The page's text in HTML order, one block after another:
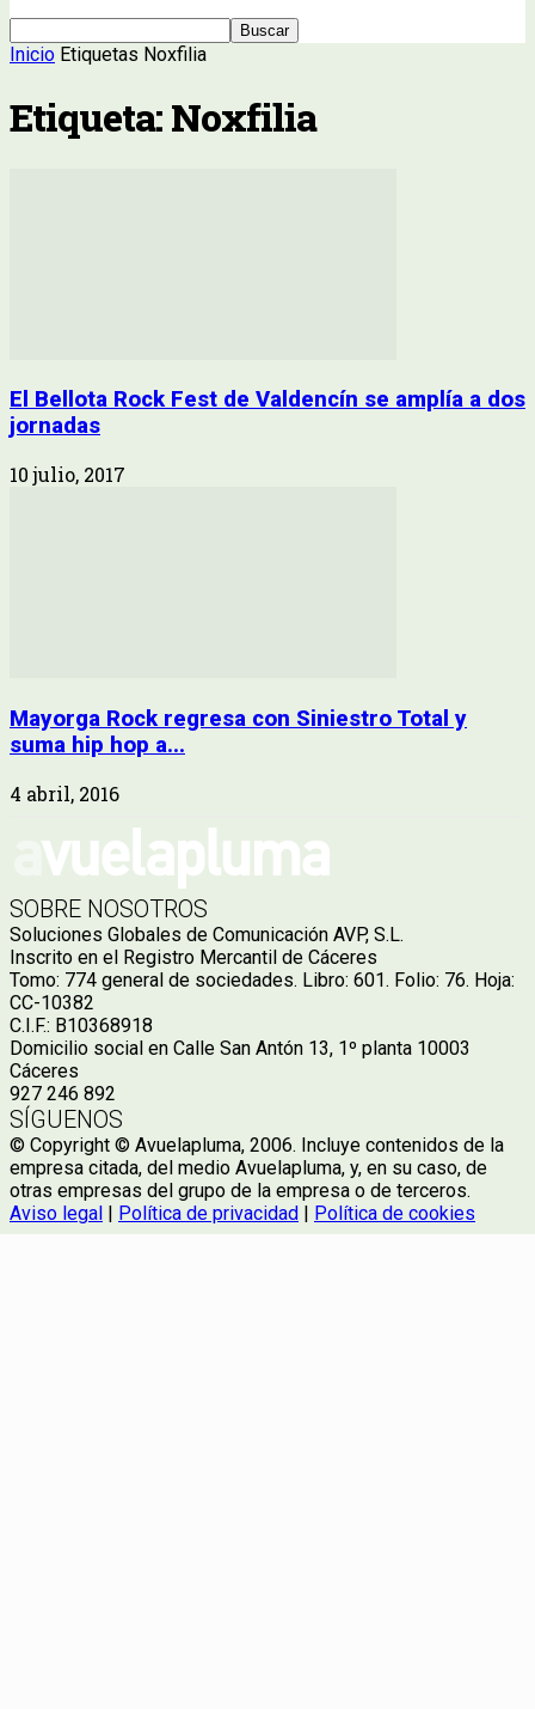
Inicio Etiquetas Noxfilia
Etiqueta: Noxfilia
El Bellota Rock Fest de Valdencín se amplía a dos
jornadas
10 julio, 2017
Mayorga Rock regresa con Siniestro Total y
suma hip hop a...
4 abril, 2016
SOBRE NOSOTROS
Soluciones Globales de Comunicación AVP, S.L.
Inscrito en el Registro Mercantil de Cáceres
Tomo: 774 general de sociedades. Libro: 601. Folio: 76. Hoja:
CC-10382
C.I.F.: B10368918
Domicilio social en Calle San Antón 13, 1º planta 10003
Cáceres
927 246 892
SÍGUENOS
© Copyright © Avuelapluma, 2006. Incluye contenidos de la
empresa citada, del medio Avuelapluma, y, en su caso, de
otras empresas del grupo de la empresa o de terceros.
Aviso legal | Política de privacidad | Política de cookies